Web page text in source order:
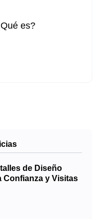
es?
de Diseño
Confianza y Visitas